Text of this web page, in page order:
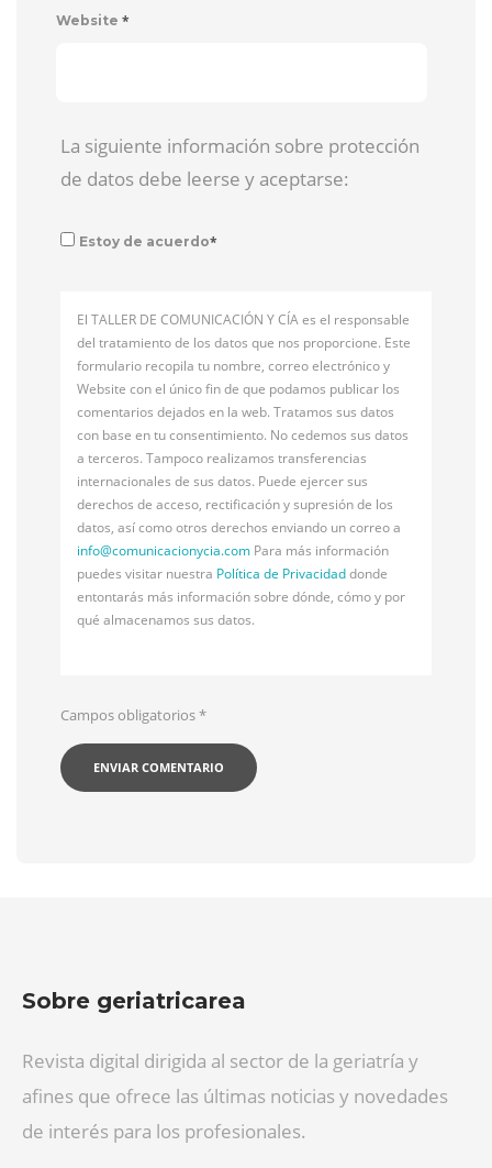
Website *
La siguiente información sobre protección
de datos debe leerse y aceptarse:
Estoy de acuerdo*
El TALLER DE COMUNICACIÓN Y CÍA es el responsable
del tratamiento de los datos que nos proporcione. Este
formulario recopila tu nombre, correo electrónico y
Website con el único fin de que podamos publicar los
comentarios dejados en la web. Tratamos sus datos
con base en tu consentimiento. No cedemos sus datos
a terceros. Tampoco realizamos transferencias
internacionales de sus datos. Puede ejercer sus
derechos de acceso, rectificación y supresión de los
datos, así como otros derechos enviando un correo a
info@comunicacionycia.com Para más información
puedes visitar nuestra Política de Privacidaddonde
entontarás más información sobre dónde, cómo y por
qué almacenamos sus datos.
Campos obligatorios*
Sobre geriatricarea
Revista digital dirigida al sector de la geriatría y
afines que ofrece las últimas noticias y novedades
de interés para los profesionales.